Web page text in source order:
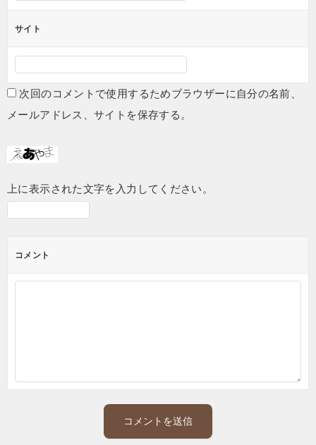
サイト
次回のコメントで使用するためブラウザーに自分の名前、
メールアドレス、サイトを保存する。
上に表示された文字を入力してください。
コメント